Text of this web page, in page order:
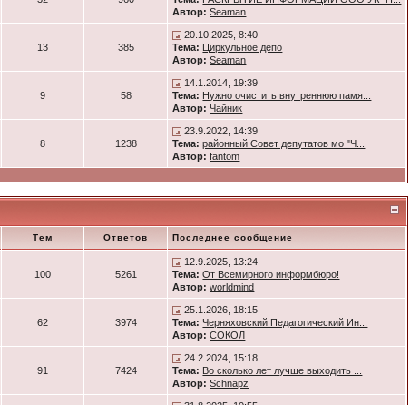
Автор: Seaman
13 385
20.10.2025, 8:40
Тема: Циркульное депо
Автор: Seaman
9 58
14.1.2014, 19:39
Тема: Нужно очистить внутреннюю памя...
Автор: Чайник
8 1238
23.9.2022, 14:39
Тема: районный Совет депутатов мо "Ч...
Автор: fantom
Тем Ответов Последнее сообщение
100 5261
12.9.2025, 13:24
Тема: От Всемирного информбюро!
Автор: worldmind
62 3974
25.1.2026, 18:15
Тема: Черняховский Педагогический Ин...
Автор: СОКОЛ
91 7424
24.2.2024, 15:18
Тема: Во сколько лет лучше выходить ...
Автор: Schnapz